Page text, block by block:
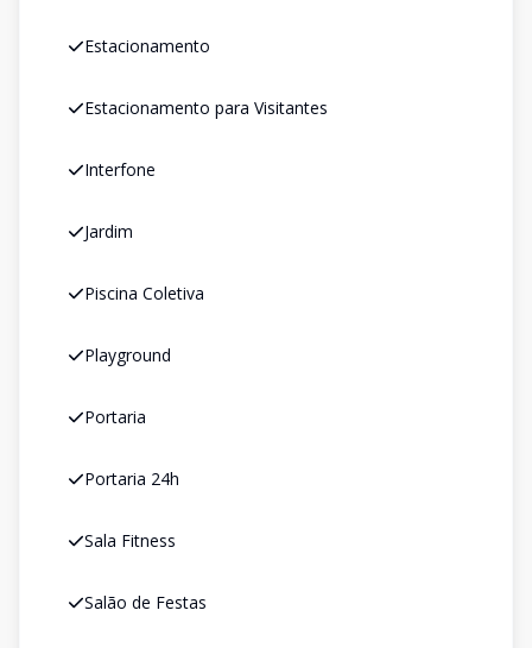
Estacionamento
Estacionamento para Visitantes
Interfone
Jardim
Piscina Coletiva
Playground
Portaria
Portaria 24h
Sala Fitness
Salão de Festas